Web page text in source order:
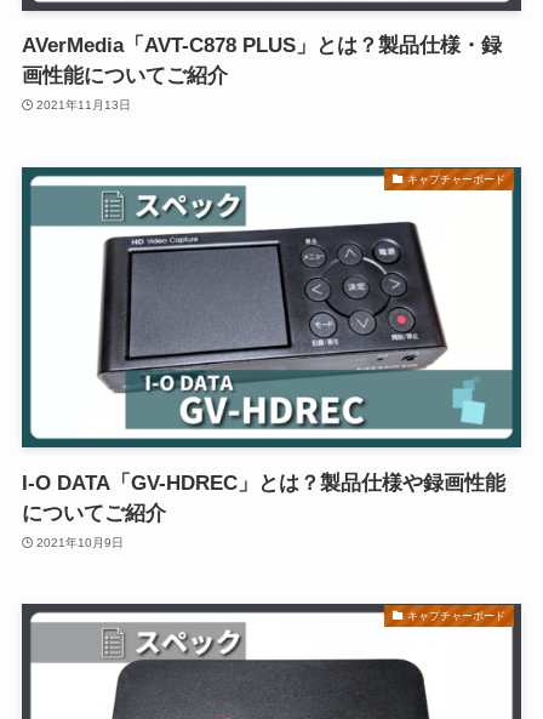
AVerMedia「AVT-C878 PLUS」とは？製品仕様・録
画性能についてご紹介
2021年11月13日
キャプチャーボード
I-O DATA「GV-HDREC」とは？製品仕様や録画性能
についてご紹介
2021年10月9日
キャプチャーボード